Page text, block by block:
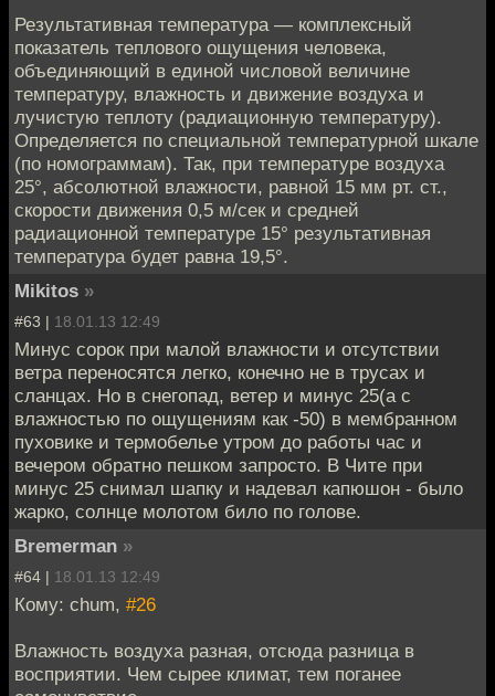
Результативная температура — комплексный
показатель теплового ощущения человека,
объединяющий в единой числовой величине
температуру, влажность и движение воздуха и
лучистую теплоту (радиационную температуру).
Определяется по специальной температурной шкале
(по номограммам). Так, при температуре воздуха
25°, абсолютной влажности, равной 15 мм рт. ст.,
скорости движения 0,5 м/сек и средней
радиационной температуре 15° результативная
температура будет равна 19,5°.
Mikitos »
#63 | 18.01.13 12:49
Минус сорок при малой влажности и отсутствии
ветра переносятся легко, конечно не в трусах и
сланцах. Но в снегопад, ветер и минус 25(а с
влажностью по ощущениям как -50) в мембранном
пуховике и термобелье утром до работы час и
вечером обратно пешком запросто. В Чите при
минус 25 снимал шапку и надевал капюшон - было
жарко, солнце молотом било по голове.
Bremerman »
#64 | 18.01.13 12:49
Кому: chum, #26
Влажность воздуха разная, отсюда разница в
восприятии. Чем сырее климат, тем поганее